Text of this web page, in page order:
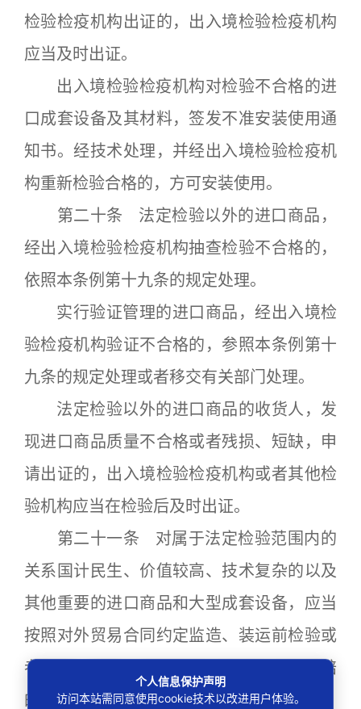
检验检疫机构出证的，出入境检验检疫机构
应当及时出证。
出入境检验检疫机构对检验不合格的进
口成套设备及其材料，签发不准安装使用通
知书。经技术处理，并经出入境检验检疫机
构重新检验合格的，方可安装使用。
第二十条 法定检验以外的进口商品，
经出入境检验检疫机构抽查检验不合格的，
依照本条例第十九条的规定处理。
实行验证管理的进口商品，经出入境检
验检疫机构验证不合格的，参照本条例第十
九条的规定处理或者移交有关部门处理。
法定检验以外的进口商品的收货人，发
现进口商品质量不合格或者残损、短缺，申
请出证的，出入境检验检疫机构或者其他检
验机构应当在检验后及时出证。
第二十一条 对属于法定检验范围内的
关系国计民生、价值较高、技术复杂的以及
其他重要的进口商品和大型成套设备，应当
按照对外贸易合同约定监造、装运前检验或
者监装。收货人保留到货后最终检验和索赔
的权利。
个人信息保护声明
访问本站需同意使用cookie技术以改进用户体验。